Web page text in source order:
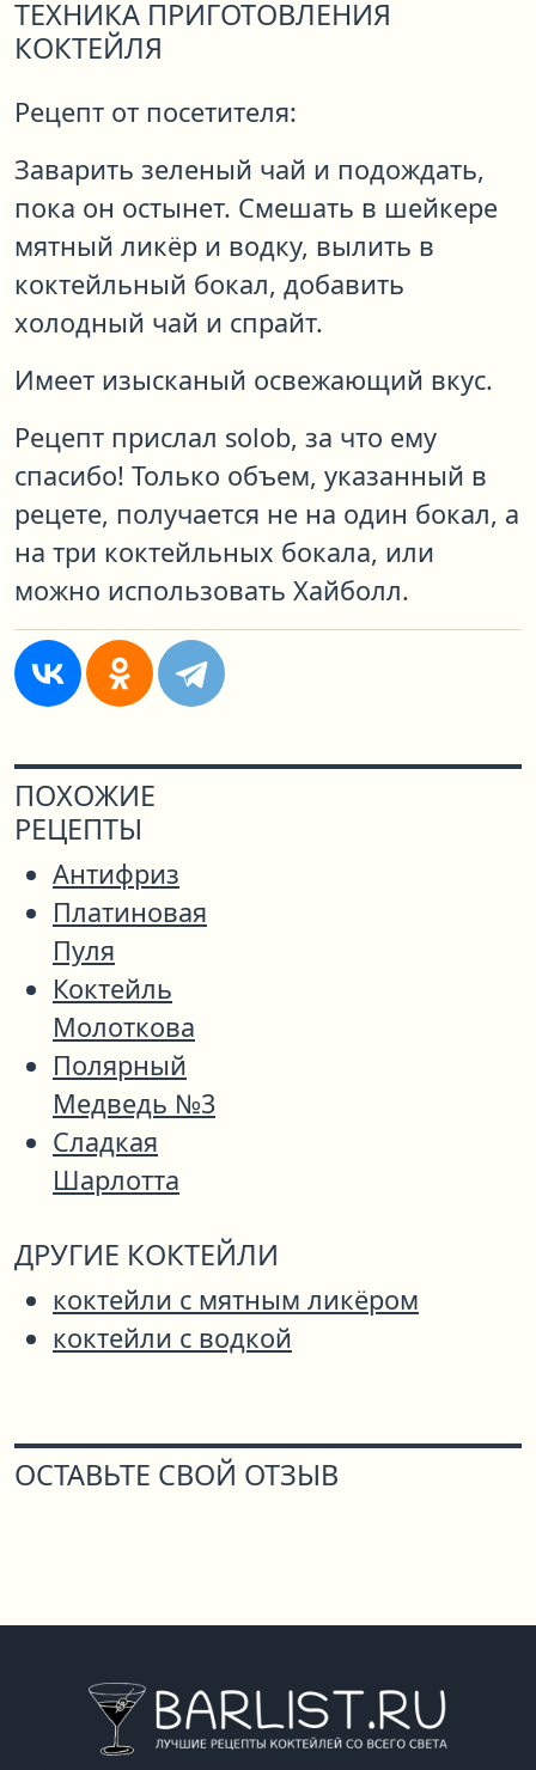
ТЕХНИКА ПРИГОТОВЛЕНИЯ
КОКТЕЙЛЯ
Рецепт от посетителя:
Заварить зеленый чай и подождать,
пока он остынет. Смешать в шейкере
мятный ликёр и водку, вылить в
коктейльный бокал, добавить
холодный чай и спрайт.
Имеет изысканый освежающий вкус.
Рецепт прислал solob, за что ему
спасибо! Только объем, указанный в
рецете, получается не на один бокал, а
на три коктейльных бокала, или
можно использовать Хайболл.
ПОХОЖИЕ
РЕЦЕПТЫ
Антифриз
Платиновая
Пуля
Коктейль
Молоткова
Полярный
Медведь №3
Сладкая
Шарлотта
ДРУГИЕ КОКТЕЙЛИ
коктейли с мятным ликёром
коктейли с водкой
ОСТАВЬТЕ СВОЙ ОТЗЫВ